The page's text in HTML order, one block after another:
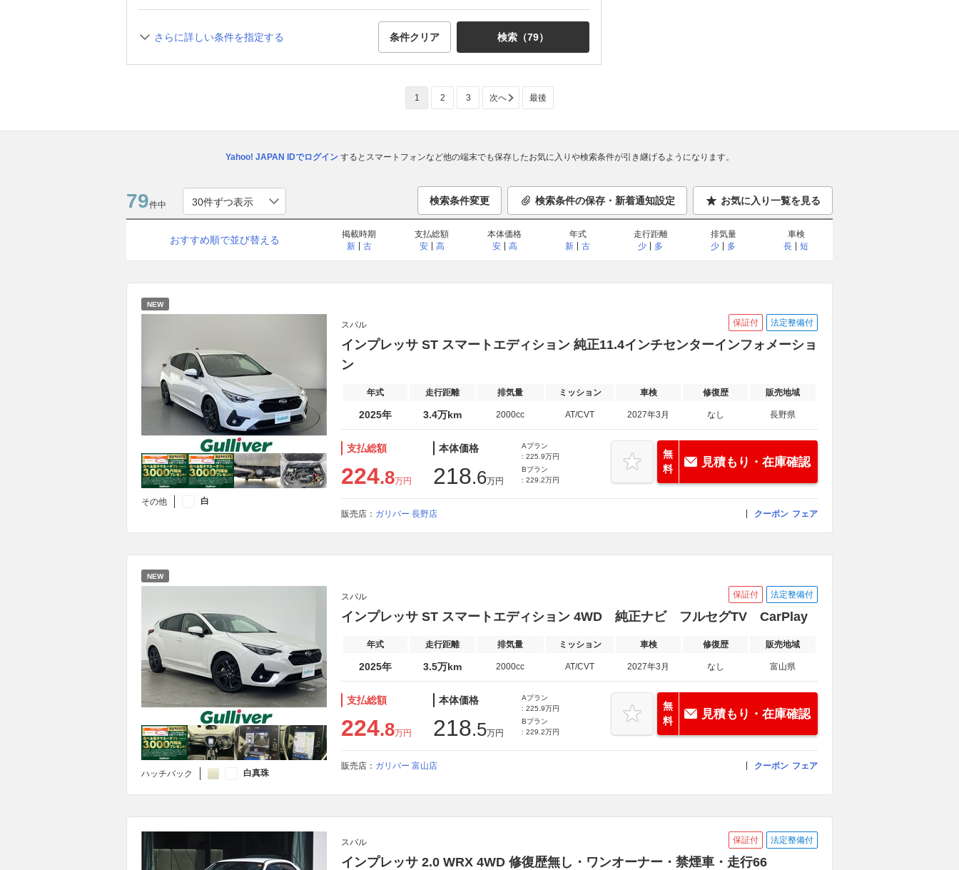
さらに詳しい条件を指定する 条件クリア 検索（79）
1 2 3 次へ 最後
Yahoo! JAPAN IDでログインするとスマートフォンなど他の端末でも保存したお気に入りや検索条件が引き継げるようになります。
79件中 検索条件変更 検索条件の保存・新着通知設定 お気に入り一覧を見る
おすすめ順で並び替える
掲載時期
新
古
支払総額
安
高
本体価格
安
高
年式
新
古
走行距離
少
多
排気量
少
多
車検
長
短
NEW
その他 白
スバル 保証付 法定整備付
インプレッサ ST スマートエディション 純正11.4インチセンターインフォメーショ
ン
年式 走行距離 排気量 ミッション 車検 修復歴 販売地域
2025年 3.4万km 2000cc AT/CVT 2027年3月 なし 長野県
支払総額
224.8万円
本体価格
218.6万円
Aプラン
: 225.9万円
Bプラン
: 229.2万円
無
料
見積もり・在庫確認
販売店： ガリバー 長野店 クーポン フェア
NEW
ハッチバック 白真珠
スバル 保証付 法定整備付
インプレッサ ST スマートエディション 4WD 純正ナビ フルセグTV CarPlay
年式 走行距離 排気量 ミッション 車検 修復歴 販売地域
2025年 3.5万km 2000cc AT/CVT 2027年3月 なし 富山県
支払総額
224.8万円
本体価格
218.5万円
Aプラン
: 225.9万円
Bプラン
: 229.2万円
無
料
見積もり・在庫確認
販売店： ガリバー 富山店 クーポン フェア
スバル 保証付 法定整備付
インプレッサ 2.0 WRX 4WD 修復歴無し・ワンオーナー・禁煙車・走行66